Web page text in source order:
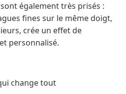
également très prisés :
fines sur le même doigt,
crée un effet de
personnalisé.
change tout